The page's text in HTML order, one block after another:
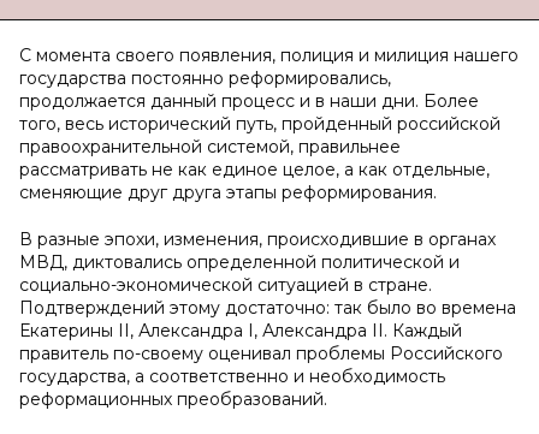
С момента своего появления, полиция и милиция нашего
государства постоянно реформировались,
продолжается данный процесс и в наши дни. Более
того, весь исторический путь, пройденный российской
правоохранительной системой, правильнее
рассматривать не как единое целое, а как отдельные,
сменяющие друг друга этапы реформирования.
В разные эпохи, изменения, происходившие в органах
МВД, диктовались определенной политической и
социально-экономической ситуацией в стране.
Подтверждений этому достаточно: так было во времена
Екатерины II, Александра I, Александра II. Каждый
правитель по-своему оценивал проблемы Российского
государства, а соответственно и необходимость
реформационных преобразований.